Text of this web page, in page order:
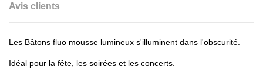
Avis clients
Les Bâtons fluo mousse lumineux s'illuminent dans l'obscurité.
Idéal pour la fête, les soirées et les concerts.